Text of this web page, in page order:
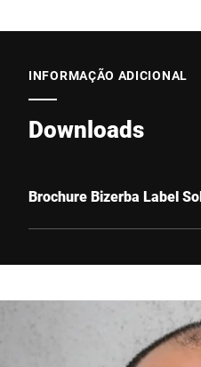
INFORMAÇÃO ADICIONAL
Downloads
Brochure Bizerba Label